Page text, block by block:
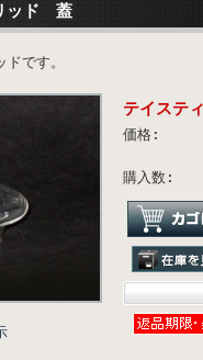
ッド 蓋
です。
テイステ
価格:
購入数: